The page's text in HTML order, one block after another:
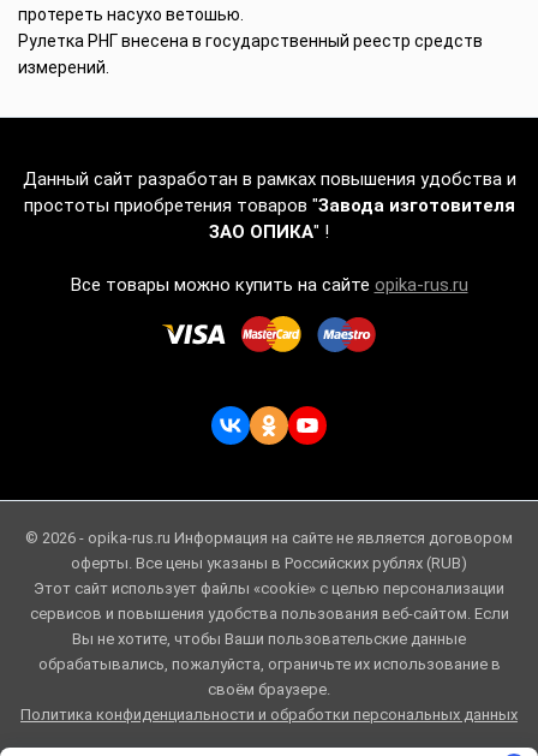
протереть насухо ветошью.
Рулетка РНГ внесена в государственный реестр средств
измерений.
Данный сайт разработан в рамках повышения удобства и
простоты приобретения товаров "Завода изготовителя
ЗАО ОПИКА" !
Все товары можно купить на сайте opika-rus.ru
© 2026 - opika-rus.ru Информация на сайте не является договором
оферты. Все цены указаны в Российских рублях (RUB)
Этот сайт использует файлы «cookie» с целью персонализации
сервисов и повышения удобства пользования веб-сайтом. Если
Вы не хотите, чтобы Ваши пользовательские данные
обрабатывались, пожалуйста, ограничьте их использование в
своём браузере.
Политика конфиденциальности и обработки персональных данных